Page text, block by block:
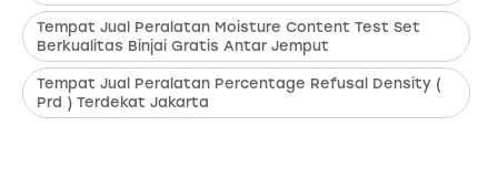
Tempat Jual Peralatan Moisture Content Test Set
Berkualitas Binjai Gratis Antar Jemput
Tempat Jual Peralatan Percentage Refusal Density (
Prd ) Terdekat Jakarta